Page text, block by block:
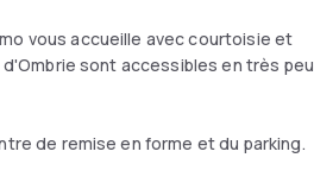
vous accueille avec courtoisie et
sont accessibles en très peu
de remise en forme et du parking.